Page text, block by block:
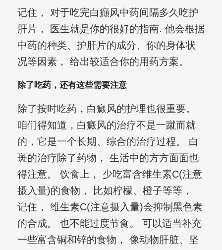
记住， 对于吃完白癲风中药间隔多久吃护
肝片， 医生就是你的很好的指南. 他会根据
中药的种类、护肝片的成分、你的身体状
况等因素， 给出较适合你的用药方案。
除了吃药，还有这些需要注意
除了按时吃药，白癜风的护理也很重要。
咱们得知道，白癜风的治疗不是一蹴而就
的，它是一个长期、综合的治疗过程。 白
斑的治疗除了药物， 生活中的方方面面也
得注意。 饮食上， 少吃富含维生素C(注意
摄入量)的食物， 比如柠檬、橙子等等，
记住， 维生素C(注意摄入量)会抑制黑色素
的合成。 也不能过度节食。 可以适当补充
一些富含铜和锌的食物， 像动物肝脏、坚